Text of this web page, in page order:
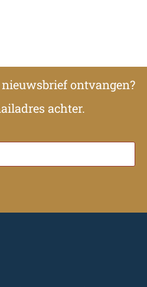
ontvangen?
achter.